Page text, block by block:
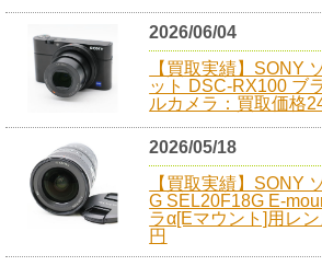
2026/06/04
【買取実績】SONY
ット DSC-RX100 ブ
ルカメラ：買取価格
2026/05/18
【買取実績】SONY
G SEL20F18G E-
ラα[Eマウント]用レ
円